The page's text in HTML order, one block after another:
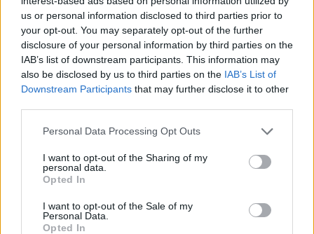
us or personal information disclosed to third parties prior to
your opt-out. You may separately opt-out of the further
disclosure of your personal information by third parties on the
IAB’s list of downstream participants. This information may
also be disclosed by us to third parties on the IAB’s List of
Downstream Participants that may further disclose it to other
Personal Data Processing Opt Outs
I want to opt-out of the Sharing of my
personal data.
Opted In
I want to opt-out of the Sale of my
Personal Data.
Opted In
«Το Δικαίωμα» γίνεται λογοτεχνία: Ο Δήμος Αγίου
Νικολάου προκηρύσσει τον 33ο Πανελλήνιο Λογοτεχνικό
Διαγωνισμό
Κέιτι Πέρι και Τζάστιν Τριντό αχώριστοι στις διακοπές
τους στην Ελλάδα
09:54
Καταπολέμησης Κουνουπιών 2026–2028
ΒΟΑΚ: Κυκλοφοριακές ρυθμίσεις στην περιοχή της
γέφυρας Ξηροποτάμου